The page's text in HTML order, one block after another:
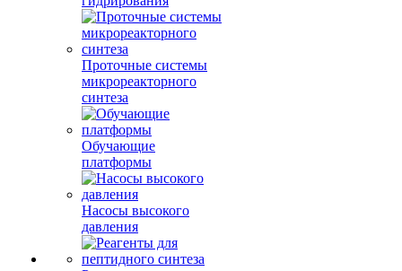
Проточные системы
микрореакторного
синтеза
Обучающие
платформы
Насосы высокого
давления